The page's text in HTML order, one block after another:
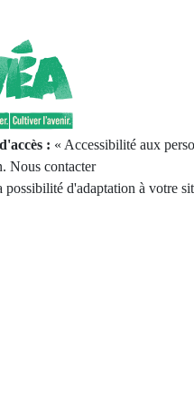
: « Accessibilité aux
Nous contacter
possibilité d'adaptation à votre